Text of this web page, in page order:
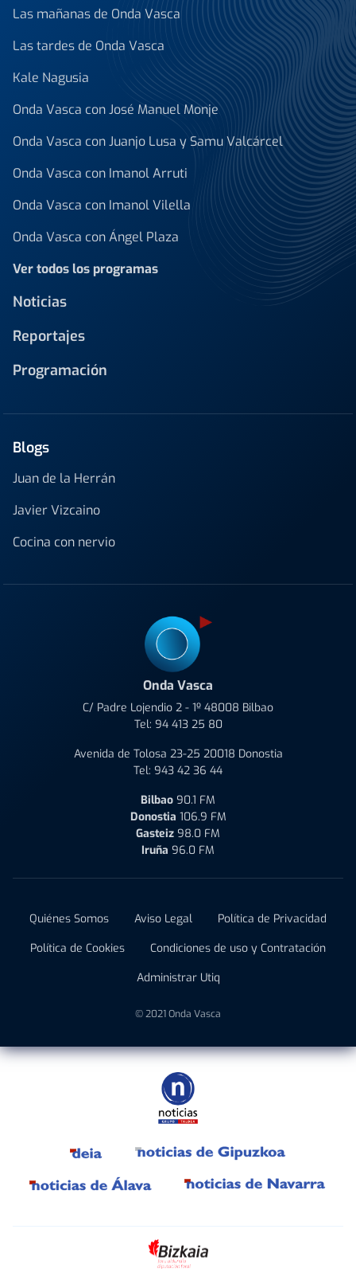
Las mañanas de Onda Vasca
Las tardes de Onda Vasca
Kale Nagusia
Onda Vasca con José Manuel Monje
Onda Vasca con Juanjo Lusa y Samu Valcárcel
Onda Vasca con Imanol Arruti
Onda Vasca con Imanol Vilella
Onda Vasca con Ángel Plaza
Ver todos los programas
Noticias
Reportajes
Programación
Blogs
Juan de la Herrán
Javier Vizcaino
Cocina con nervio
Onda Vasca
C/ Padre Lojendio 2 - 1º 48008 Bilbao
Tel: 94 413 25 80
Avenida de Tolosa 23-25 20018 Donostia
Tel: 943 42 36 44
Bilbao 90.1 FM
Donostia 106.9 FM
Gasteiz 98.0 FM
Iruña 96.0 FM
Quiénes Somos Aviso Legal
Política de Privacidad
Política de Cookies
Condiciones de uso y Contratación
Administrar Utiq
© 2021 Onda Vasca